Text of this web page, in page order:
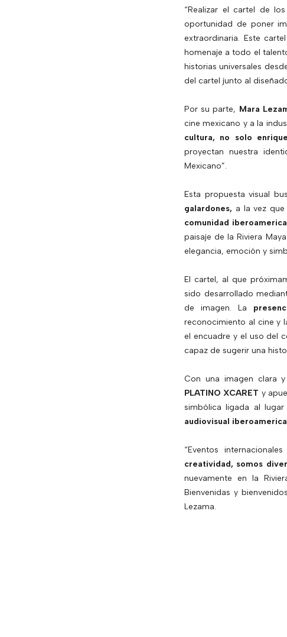
“Realizar el cartel de
oportunidad de poner
extraordinaria. Este
homenaje a todo el
historias universales
del cartel junto al
Por su parte, Mara
cine mexicano y a la
cultura, no solo
proyectan nuestra
Mexicano”.
Esta propuesta visual
galardones, a la vez
comunidad
paisaje de la Riviera
elegancia, emoción y
El cartel, al que
sido desarrollado
de imagen. La
reconocimiento al cine y
el encuadre y el uso del
capaz de sugerir una
Con una imagen clara
PLATINO XCARET y
simbólica ligada al
audiovisual
“Eventos
creatividad, somos
nuevamente en la
Bienvenidas y
Lezama.